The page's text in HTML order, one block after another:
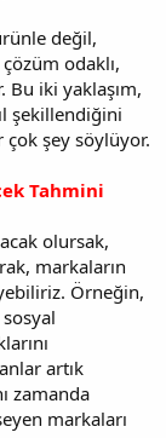
değil,
odaklı,
iki yaklaşım,
şekillendiğini
çok şey söylüyor.
Tahmini
olursak,
markaların
Örneğin,
artık
zamanda
markaları